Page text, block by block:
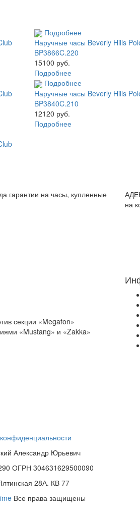
Подробнее
Наручные часы Beverly Hills
BP3866C.220
15100 руб.
Подробнее
Подробнее
Наручные часы Beverly Hills
BP3840C.210
12120 руб.
Подробнее
гарантии на часы, купленные
на
секции «Megafon»
«Mustang» и «Zakka»
Александр Юрьевич
ОГРН 304631629500090
28А. КВ 77
Все права защищены